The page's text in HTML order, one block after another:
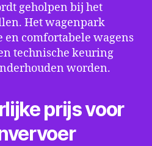
geholpen bij het
Het wagenpark
en comfortabele wagens
technische keuring
worden.
prijs voor